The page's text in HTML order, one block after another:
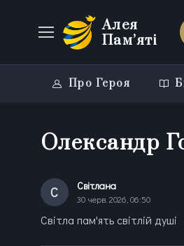
Алея
Пам’яті
Про Героя
Олександр
С Світлана
30 черв. 2026, 06:50
Світла пам'ять світлій душі